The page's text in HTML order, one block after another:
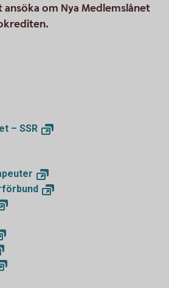
om Nya Medlemslånet
– SSR